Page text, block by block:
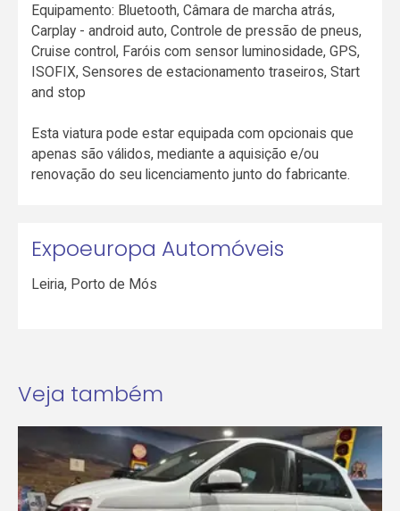
Equipamento: Bluetooth, Câmara de marcha atrás,
Carplay - android auto, Controle de pressão de pneus,
Cruise control, Faróis com sensor luminosidade, GPS,
ISOFIX, Sensores de estacionamento traseiros, Start
and stop
Esta viatura pode estar equipada com opcionais que
apenas são válidos, mediante a aquisição e/ou
renovação do seu licenciamento junto do fabricante.
Expoeuropa Automóveis
Leiria, Porto de Mós
Veja também